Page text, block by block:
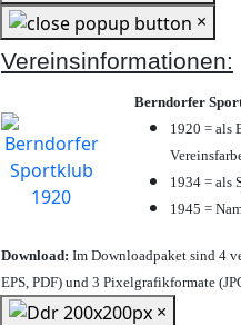
×
Vereinsinformationen:
Berndorfer
1920 = als
1934 = als
1945 =
Download: Im Downloadpaket sind 4
EPS, PDF) und 3 Pixelgrafikformate
×